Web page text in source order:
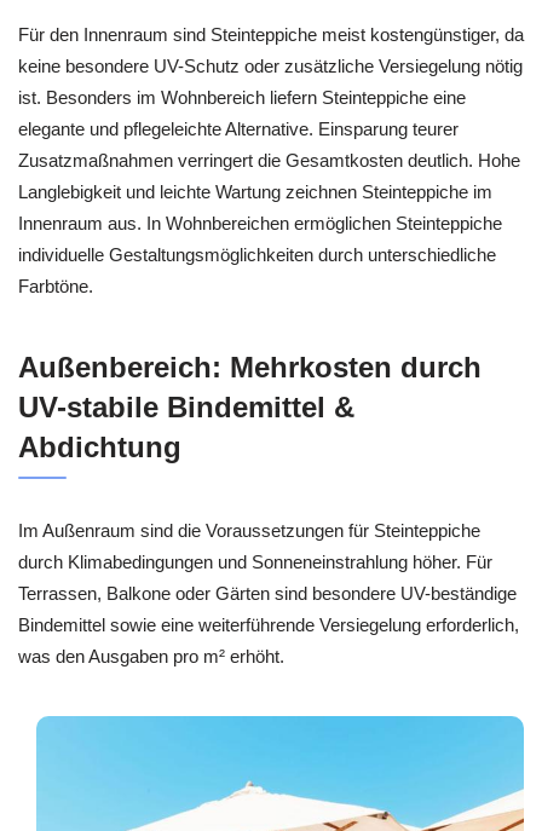
Für den Innenraum sind Steinteppiche meist kostengünstiger, da
keine besondere UV-Schutz oder zusätzliche Versiegelung nötig
ist. Besonders im Wohnbereich liefern Steinteppiche eine
elegante und pflegeleichte Alternative. Einsparung teurer
Zusatzmaßnahmen verringert die Gesamtkosten deutlich. Hohe
Langlebigkeit und leichte Wartung zeichnen Steinteppiche im
Innenraum aus. In Wohnbereichen ermöglichen Steinteppiche
individuelle Gestaltungsmöglichkeiten durch unterschiedliche
Farbtöne.
Außenbereich: Mehrkosten durch
UV-stabile Bindemittel &
Abdichtung
Im Außenraum sind die Voraussetzungen für Steinteppiche
durch Klimabedingungen und Sonneneinstrahlung höher. Für
Terrassen, Balkone oder Gärten sind besondere UV-beständige
Bindemittel sowie eine weiterführende Versiegelung erforderlich,
was den Ausgaben pro m² erhöht.